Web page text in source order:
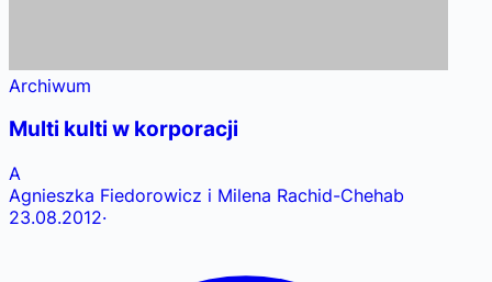
Archiwum
Multi kulti w korporacji
A
Agnieszka Fiedorowicz i Milena Rachid-Chehab
23.08.2012·